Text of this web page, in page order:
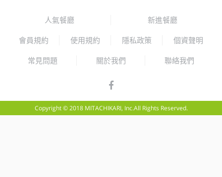
人氣餐廳 新進餐廳
會員規約 使用規約 隱私政策 個資聲明
常見問題 關於我們 聯絡我們
Copyright © 2018 MITACHIKARI, Inc.All Rights Reserved.